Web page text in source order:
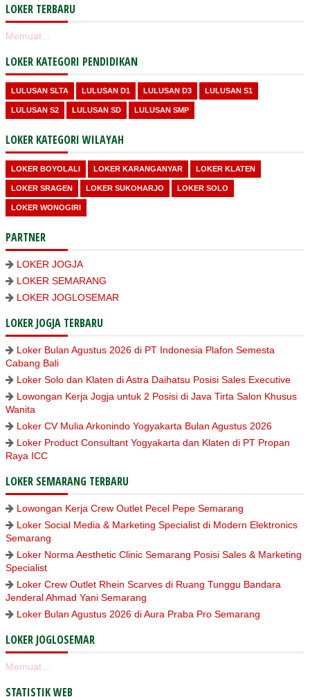
LOKER TERBARU
Memuat...
LOKER KATEGORI PENDIDIKAN
LULUSAN SLTA LULUSAN D1 LULUSAN D3 LULUSAN S1
LULUSAN S2 LULUSAN SD LULUSAN SMP
LOKER KATEGORI WILAYAH
LOKER BOYOLALI LOKER KARANGANYAR LOKER KLATEN
LOKER SRAGEN LOKER SUKOHARJO LOKER SOLO
LOKER WONOGIRI
PARTNER
LOKER JOGJA
LOKER SEMARANG
LOKER JOGLOSEMAR
LOKER JOGJA TERBARU
Loker Bulan Agustus 2026 di PT Indonesia Plafon Semesta
Cabang Bali
Loker Solo dan Klaten di Astra Daihatsu Posisi Sales Executive
Lowongan Kerja Jogja untuk 2 Posisi di Java Tirta Salon Khusus
Wanita
Loker CV Mulia Arkonindo Yogyakarta Bulan Agustus 2026
Loker Product Consultant Yogyakarta dan Klaten di PT Propan
Raya ICC
LOKER SEMARANG TERBARU
Lowongan Kerja Crew Outlet Pecel Pepe Semarang
Loker Social Media & Marketing Specialist di Modern Elektronics
Semarang
Loker Norma Aesthetic Clinic Semarang Posisi Sales & Marketing
Specialist
Loker Crew Outlet Rhein Scarves di Ruang Tunggu Bandara
Jenderal Ahmad Yani Semarang
Loker Bulan Agustus 2026 di Aura Praba Pro Semarang
LOKER JOGLOSEMAR
Memuat...
STATISTIK WEB